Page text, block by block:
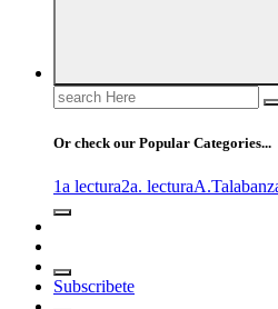
Search
for:
Or check our Popular Categories...
1a lectura2a. lecturaA.T
Subscribete